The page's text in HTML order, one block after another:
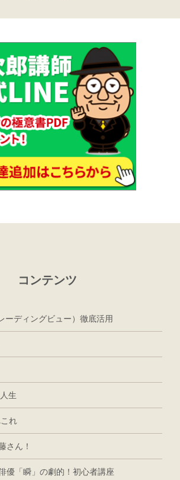
コンテンツ
ーディングビュー）徹底活用
生
れ
さん！
優「瞬」の劇的！初心者講座